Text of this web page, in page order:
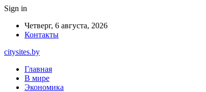
Sign in
Четверг, 6 августа, 2026
Контакты
citysites.by
Главная
В мире
Экономика